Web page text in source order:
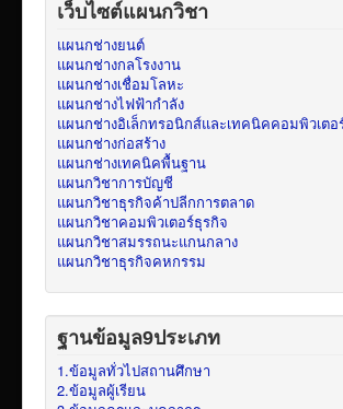
เว็บไซต์แผนกวิชา
แผนกช่างยนต์
แผนกช่างกลโรงงาน
แผนกช่างเชื่อมโลหะ
แผนกช่างไฟฟ้ากำลัง
แผนกช่างอิเล็กทรอนิกส์และเทคนิคคอมพิวเตอ
แผนกช่างก่อสร้าง
แผนกช่างเทคนิคพื้นฐาน
แผนกวิชาการบัญชี
แผนกวิชาธุรกิจค้าปลีกการตลาด
แผนกวิชาคอมพิวเตอร์ธุรกิจ
แผนกวิชาสมรรถนะแกนกลาง
แผนกวิชาธุรกิจคหกรรม
ฐานข้อมูล9ประเภท
1.ข้อมูลทั่วไปสถานศึกษา
2.ข้อมูลผู้เรียน